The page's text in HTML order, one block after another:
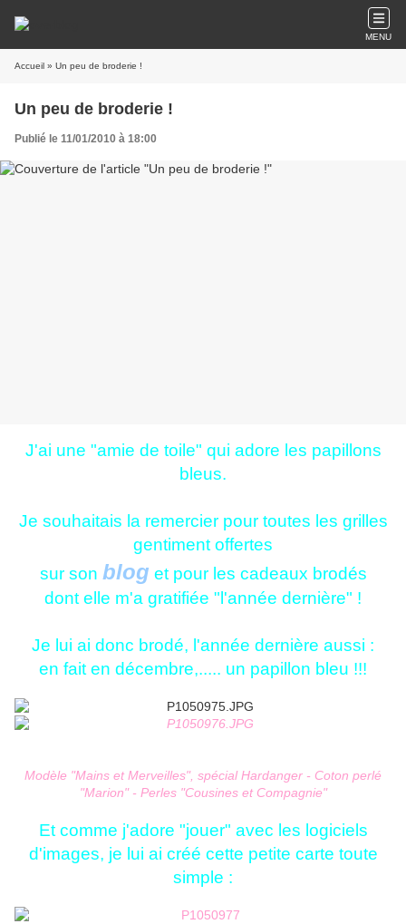
MENU
Accueil » Un peu de broderie !
Un peu de broderie !
Publié le 11/01/2010 à 18:00
J'ai une "amie de toile" qui adore les papillons
bleus.
Je souhaitais la remercier pour toutes les grilles
gentiment offertes
sur son blog et pour les cadeaux brodés
dont elle m'a gratifiée "l'année dernière" !
Je lui ai donc brodé, l'année dernière aussi :
en fait en décembre,..... un papillon bleu !!!
Modèle "Mains et Merveilles", spécial Hardanger - Coton perlé
"Marion" - Perles "Cousines et Compagnie"
Et comme j'adore "jouer" avec les logiciels
d'images, je lui ai créé cette petite carte toute
simple :